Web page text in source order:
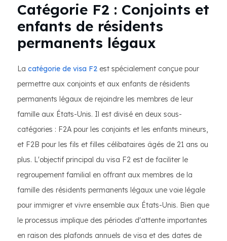
Catégorie F2 : Conjoints et
enfants de résidents
permanents légaux
La catégorie de visa F2 est spécialement conçue pour
permettre aux conjoints et aux enfants de résidents
permanents légaux de rejoindre les membres de leur
famille aux États-Unis. Il est divisé en deux sous-
catégories : F2A pour les conjoints et les enfants mineurs,
et F2B pour les fils et filles célibataires âgés de 21 ans ou
plus. L'objectif principal du visa F2 est de faciliter le
regroupement familial en offrant aux membres de la
famille des résidents permanents légaux une voie légale
pour immigrer et vivre ensemble aux États-Unis. Bien que
le processus implique des périodes d'attente importantes
en raison des plafonds annuels de visa et des dates de